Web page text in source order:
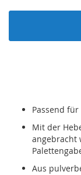
Passend für
Mit der
angebracht
Aus